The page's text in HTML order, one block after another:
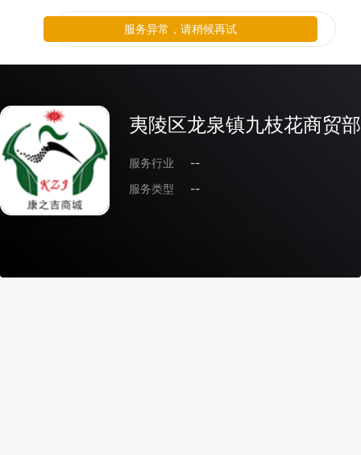
夷陵区龙泉镇九枝花商贸部
服务行业
--
服务类型
--
服务异常，请稍候再试